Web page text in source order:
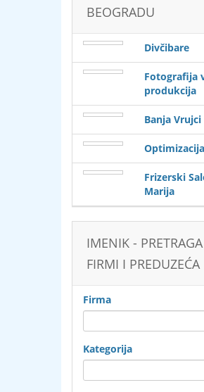
BEOGRADU
Divčibare
Fotografija
produkcija
Banja Vrujci
Frizerski
Marija
IMENIK - PRETRAGA
FIRMI I PREDUZEĆA
Firma
Kategorija